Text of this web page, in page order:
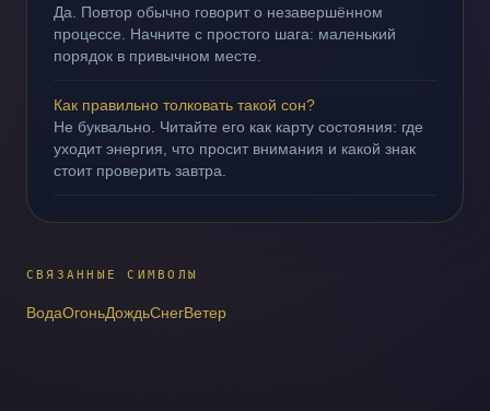
Да. Повтор обычно говорит о незавершённом
процессе. Начните с простого шага: маленький
порядок в привычном месте.
Как правильно толковать такой сон?
Не буквально. Читайте его как карту состояния: где
уходит энергия, что просит внимания и какой знак
стоит проверить завтра.
СВЯЗАННЫЕ СИМВОЛЫ
ВодаОгоньДождьСнегВетер